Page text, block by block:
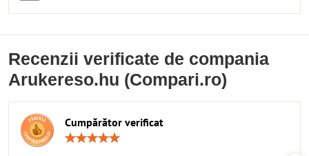
Recenzii verificate de compania
Arukereso.hu (Compari.ro)
Cumpărător verificat